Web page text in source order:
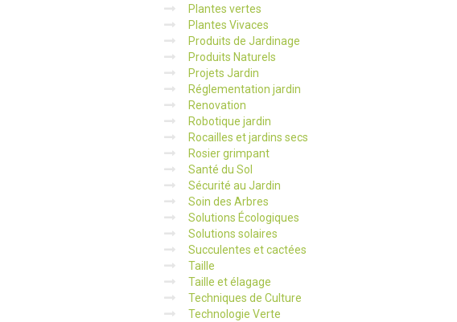
Plantes vertes
Plantes Vivaces
Produits de Jardinage
Produits Naturels
Projets Jardin
Réglementation jardin
Renovation
Robotique jardin
Rocailles et jardins secs
Rosier grimpant
Santé du Sol
Sécurité au Jardin
Soin des Arbres
Solutions Écologiques
Solutions solaires
Succulentes et cactées
Taille
Taille et élagage
Techniques de Culture
Technologie Verte